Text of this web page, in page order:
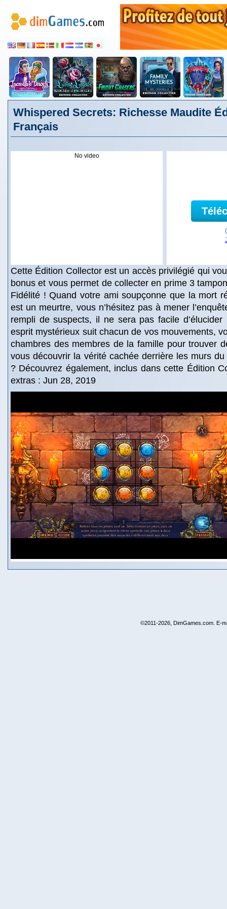
Whispered Secrets: Richesse Maudite
Français
No video
Cette Édition Collector est un accès privilégié qui
bonus et vous permet de collecter en prime 3
Fidélité ! Quand votre ami soupçonne que la mort
est un meurtre, vous n’hésitez pas à mener
rempli de suspects, il ne sera pas facile d’élucider
esprit mystérieux suit chacun de vos mouvements,
chambres des membres de la famille pour trouver
vous découvrir la vérité cachée derrière les murs
? Découvrez également, inclus dans cette Édition
extras : Jun 28, 2019
©2011-2026, DimGames.com. E-